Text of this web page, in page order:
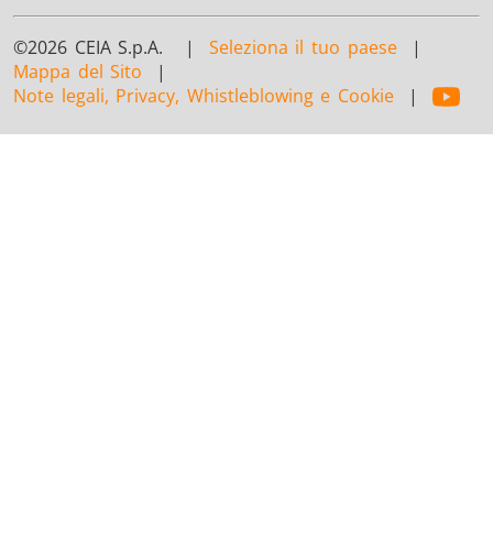
©2026 CEIA S.p.A. | Seleziona il tuo paese|
Mappa del Sito |
Note legali, Privacy, Whistleblowing e Cookie|